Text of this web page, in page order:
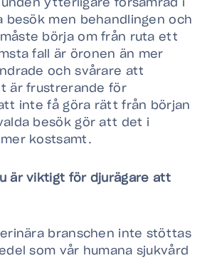
ytterligare försämrad i
besök men behandlingen och
börja om från ruta ett
fall är öronen än mer
och svårare att
är frustrerande för
inte få göra rätt från början
besök gör att det i
kostsamt.
är viktigt för djurägare att
branschen inte stöttas
som vår humana sjukvård